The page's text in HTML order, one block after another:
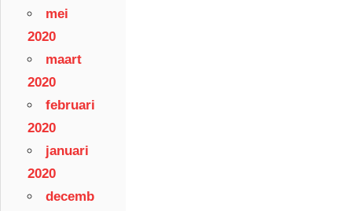
mei
2020
maart
2020
februari
2020
januari
2020
decemb